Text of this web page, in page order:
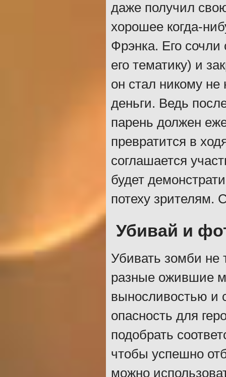
даже получил
хорошее когда-
Фрэнка. Его
его тематику) и
он стал никому
деньги. Ведь
парень должен
превратится в
соглашается
будет
потеху зрителям.
Убивай и
Убивать зомби не
разные ожившие
выносливостью и
опасность для
подобрать
чтобы успешно
можно